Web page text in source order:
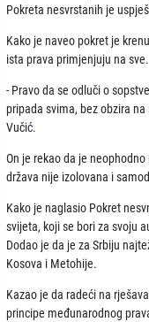
Pokreta nesvrstanih je
Kako je naveo pokret je
ista prava primjenjuju na sve.
- Pravo da se odluči o
pripada svima, bez obzira
Vučić.
On je rekao da je
država nije izolovana i
Kako je naglasio Pokret
svijeta, koji se bori za svoju
Dodao je da je za Srbiju
Kosova i Metohije.
Kazao je da radeći na
principe međunarodnog